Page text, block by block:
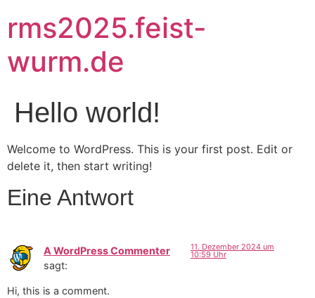
rms2025.feist-
wurm.de
Hello world!
Welcome to WordPress. This is your first post. Edit or
delete it, then start writing!
Eine Antwort
A WordPress Commenter
sagt:
11. Dezember 2024 um
10:59 Uhr
Hi, this is a comment.